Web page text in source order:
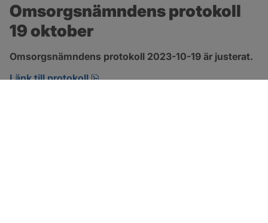
Omsorgsnämndens protokoll
19 oktober
Omsorgsnämndens protokoll 2023-10-19 är justerat.
Länk till protokoll
pdf, 360.6 kB, öppnas i nytt fönster.